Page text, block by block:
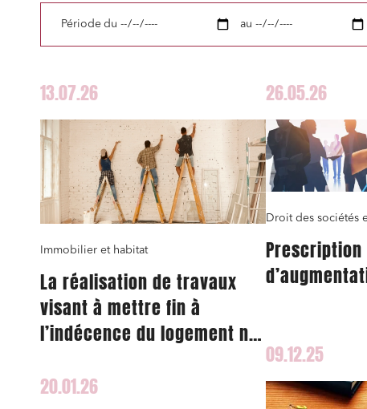
Période du au
13.07.26
Immobilier et habitat
La réalisation de travaux
visant à mettre fin à
l’indécence du logement ne
motif légitime et sérieux
26.05.26
Droit des sociétés
20.01.26
09.12.25